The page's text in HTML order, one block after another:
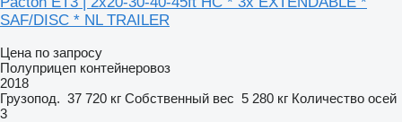
SAF/DISC * NL TRAILER
Цена по запросу
Полуприцеп контейнеровоз
2018
Грузопод. 37 720 кг Собственный вес 5 280 кг Количество осей
3